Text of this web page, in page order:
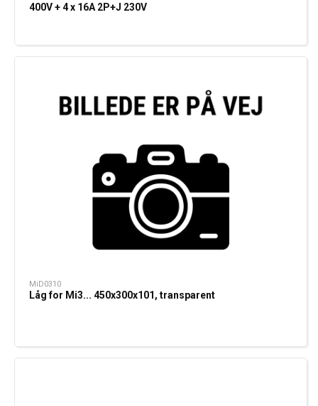
400V + 4 x 16A 2P+J 230V
MiD0310
Låg for Mi3... 450x300x101, transparent